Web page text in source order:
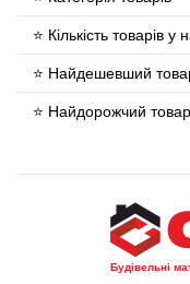
⭐ Кількість товарів у
⭐ Найдешевший
⭐ Найдорожчий товар
Будівельні